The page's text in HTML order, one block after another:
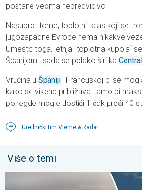
postane veoma nepredvidivo
Nasuprot tome, toplotni talas koji se
jugozapadne Evrope nema nikakve
Umesto toga, letnja „toplotna kupola“
Španijom i sada se polako širi ka
Vrućina u Španiji i Francuskoj bi se
kako se vikend približava: tamo bi
ponegde mogle dostići ili čak preći 40
Urednički tim Vreme & Radar
Više o temi
Šumski požari izmiču kontroli. Španija i